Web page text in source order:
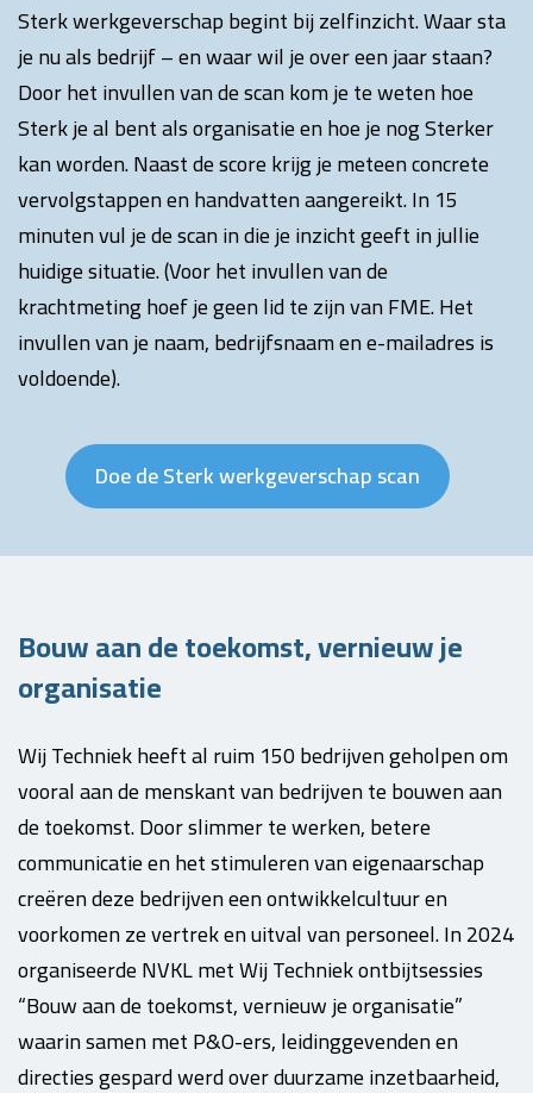
Sterk werkgeverschap begint bij zelfinzicht. Waar sta
je nu als bedrijf – en waar wil je over een jaar staan?
Door het invullen van de scan kom je te weten hoe
Sterk je al bent als organisatie en hoe je nog Sterker
kan worden. Naast de score krijg je meteen concrete
vervolgstappen en handvatten aangereikt. In 15
minuten vul je de scan in die je inzicht geeft in jullie
huidige situatie. (Voor het invullen van de
krachtmeting hoef je geen lid te zijn van FME. Het
invullen van je naam, bedrijfsnaam en e-mailadres is
voldoende).
Doe de Sterk werkgeverschap scan
Bouw aan de toekomst, vernieuw je
organisatie
Wij Techniek heeft al ruim 150 bedrijven geholpen om
vooral aan de menskant van bedrijven te bouwen aan
de toekomst. Door slimmer te werken, betere
communicatie en het stimuleren van eigenaarschap
creëren deze bedrijven een ontwikkelcultuur en
voorkomen ze vertrek en uitval van personeel. In 2024
organiseerde NVKL met Wij Techniek ontbijtsessies
“Bouw aan de toekomst, vernieuw je organisatie”
waarin samen met P&O-ers, leidinggevenden en
directies gespard werd over duurzame inzetbaarheid,